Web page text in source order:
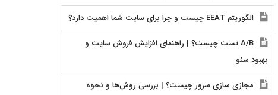
الگوریتم EEAT چیست و چرا برای سایت شما اهمیت دارد؟
A/B تست چیست؟ | راهنمای افزایش فروش سایت و
بهبود سئو
مجازی سازی سرور چیست؟ | بررسی روش‌ها و نحوه